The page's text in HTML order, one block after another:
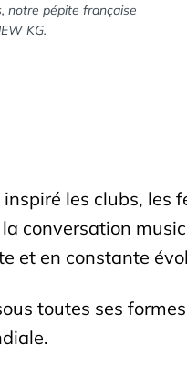
notre pépite française
KG.
les clubs, les
conversation
et en constante
toutes ses